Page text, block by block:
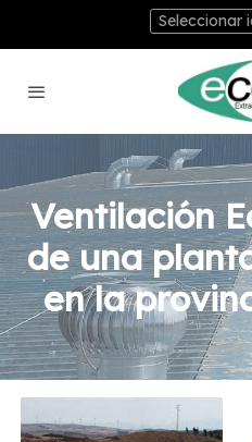
Seleccionar
Ventilación
de una
en la